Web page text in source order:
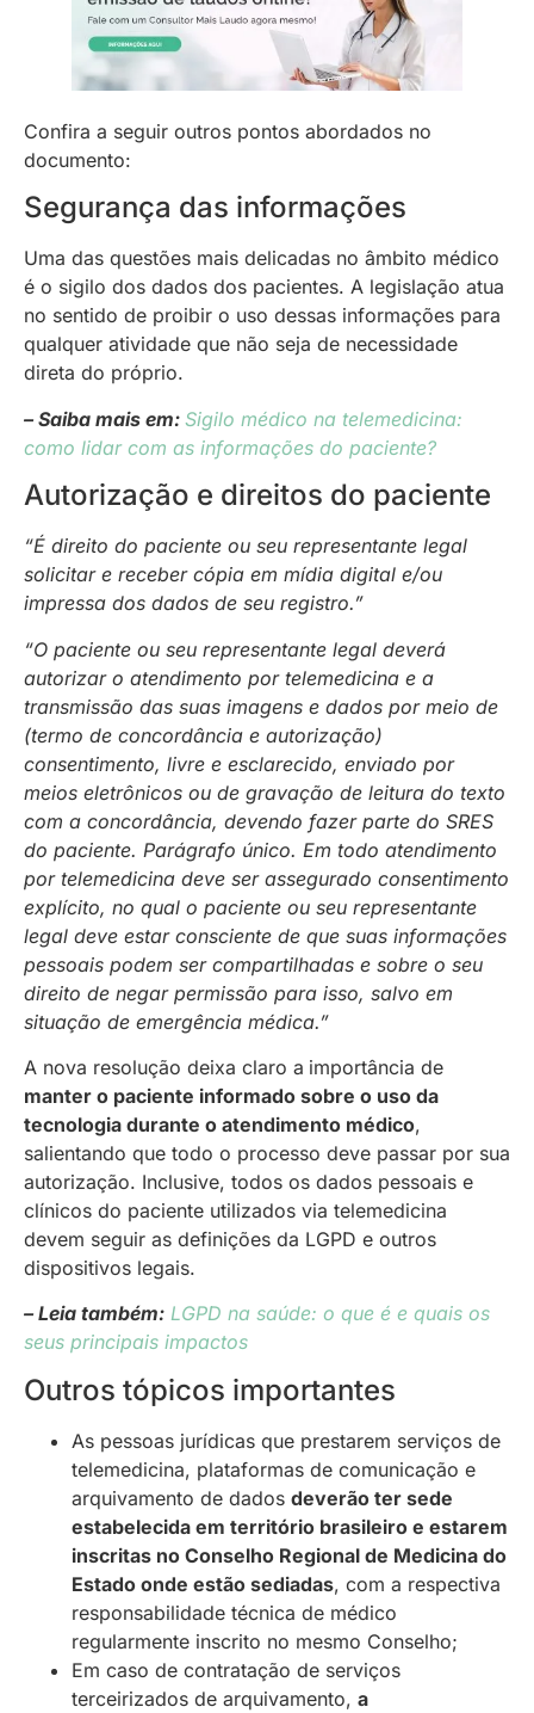
Confira a seguir outros pontos abordados no
documento:
Segurança das informações
Uma das questões mais delicadas no âmbito médico
é o sigilo dos dados dos pacientes. A legislação atua
no sentido de proibir o uso dessas informações para
qualquer atividade que não seja de necessidade
direta do próprio.
– Saiba mais em: Sigilo médico na telemedicina:
como lidar com as informações do paciente?
Autorização e direitos do paciente
“É direito do paciente ou seu representante legal
solicitar e receber cópia em mídia digital e/ou
impressa dos dados de seu registro.”
“O paciente ou seu representante legal deverá
autorizar o atendimento por telemedicina e a
transmissão das suas imagens e dados por meio de
(termo de concordância e autorização)
consentimento, livre e esclarecido, enviado por
meios eletrônicos ou de gravação de leitura do texto
com a concordância, devendo fazer parte do SRES
do paciente. Parágrafo único. Em todo atendimento
por telemedicina deve ser assegurado consentimento
explícito, no qual o paciente ou seu representante
legal deve estar consciente de que suas informações
pessoais podem ser compartilhadas e sobre o seu
direito de negar permissão para isso, salvo em
situação de emergência médica.”
A nova resolução deixa claro a importância de
manter o paciente informado sobre o uso da
tecnologia durante o atendimento médico,
salientando que todo o processo deve passar por sua
autorização. Inclusive, todos os dados pessoais e
clínicos do paciente utilizados via telemedicina
devem seguir as definições da LGPD e outros
dispositivos legais.
– Leia também: LGPD na saúde: o que é e quais os
seus principais impactos
Outros tópicos importantes
As pessoas jurídicas que prestarem serviços de
telemedicina, plataformas de comunicação e
arquivamento de dados deverão ter sede
estabelecida em território brasileiro e estarem
inscritas no Conselho Regional de Medicina do
Estado onde estão sediadas, com a respectiva
responsabilidade técnica de médico
regularmente inscrito no mesmo Conselho;
Em caso de contratação de serviços
terceirizados de arquivamento, a